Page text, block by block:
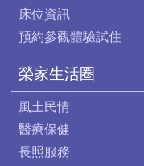
床位資訊
預約參觀體驗試住
榮家生活圈
風土民情
醫療保健
長照服務